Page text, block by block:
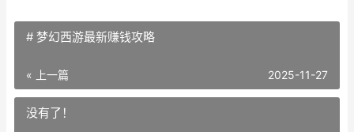
# 梦幻西游最新赚钱攻略
« 上一篇 2025-11-27
没有了！